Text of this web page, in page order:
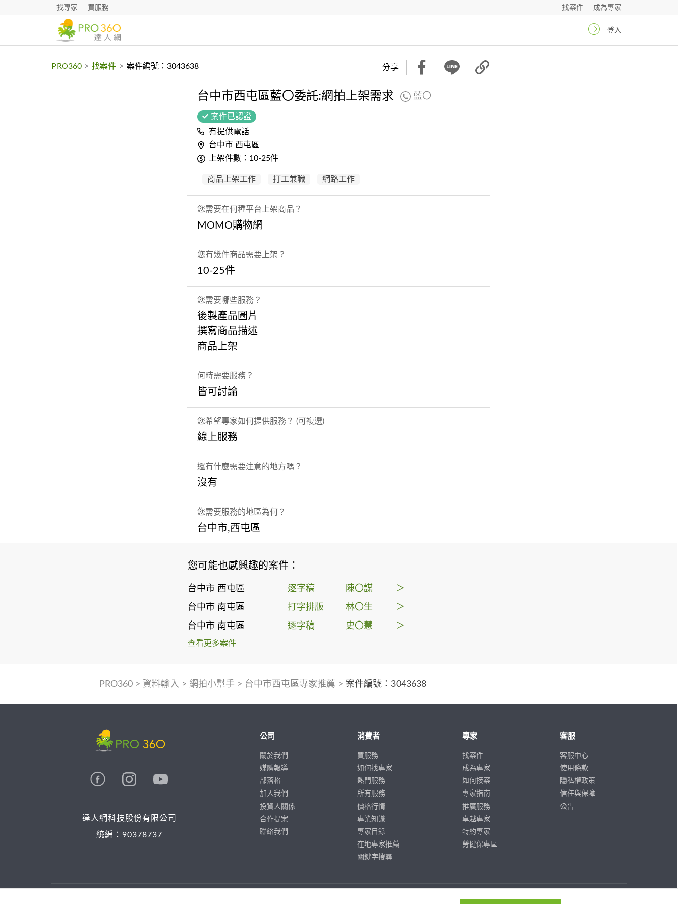
找專家 買服務 成為專家
找案件
登入
PRO360 > 找案件 > 案件編號：3043638 分享
台中市西屯區藍〇委託:網拍上架需求 藍〇
案件已認證
有提供電話
台中市 西屯區
上架件數：10-25件
商品上架工作 打工兼職 網路工作
您需要在何種平台上架商品？
MOMO購物網
您有幾件商品需要上架？
10-25件
您需要哪些服務？
後製產品圖片
撰寫商品描述
商品上架
何時需要服務？
皆可討論
您希望專家如何提供服務？ (可複選)
線上服務
還有什麼需要注意的地方嗎？
沒有
您需要服務的地區為何？
台中市,西屯區
您可能也感興趣的案件：
台中市 西屯區 逐字稿 陳〇謀 ＞
台中市 南屯區 打字排版 林〇生 ＞
台中市 南屯區 逐字稿 史〇慧 ＞
查看更多案件
PRO360> 資料輸入 > 網拍小幫手 > 台中市西屯區專家推薦 > 案件編號：3043638
達人網科技股份有限公司
統編：90378737
公司
關於我們
媒體報導
部落格
加入我們
投資人關係
合作提案
聯絡我們
消費者
買服務
如何找專家
熱門服務
所有服務
價格行情
專業知識
專家目錄
在地專家推薦
關鍵字搜尋
專家
找案件
成為專家
如何接案
專家指南
推廣服務
卓越專家
特約專家
勞健保專區
客服
客服中心
使用條款
隱私權政策
信任與保障
公告